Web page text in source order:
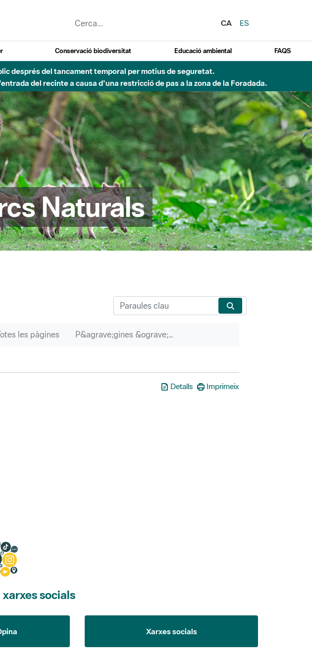
CA
ES
Conservació biodiversitat Educació ambiental FAQS
després del tancament temporal per motius de seguretat.
del recinte a causa d'una restricció de pas a la zona de la Foradada.
Naturals
les pàgines P&agrave;gines &ograve;rfenes
Detalls Imprimeix
és de 0 estrelles de 5.
socials
Xarxes socials